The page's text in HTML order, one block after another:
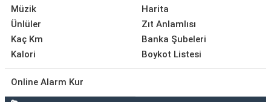
Müzik
Ünlüler
Kaç Km
Kalori
Harita
Zıt Anlamlısı
Banka Şubeleri
Boykot Listesi
Online Alarm Kur